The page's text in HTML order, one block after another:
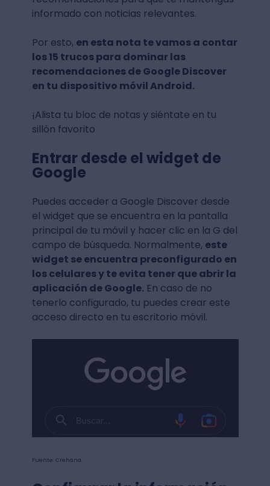
informado con noticias relevantes.
Por esto, en esta nota te vamos a contar
los 15 trucos para dominar las
recomendaciones de Google Discover
en tu dispositivo móvil Android.
¡Alista tu bloc de notas y siéntate en tu
sillón favorito
Entrar desde el widget de
Google
Puedes acceder a Google Discover desde
el widget que se encuentra en la pantalla
principal de tu móvil y hacer clic en la G del
campo de búsqueda. Normalmente, este
widget se encuentra preconfigurado en
los celulares y te evita tener que abrir la
aplicación de Google.En caso de no
tenerlo configurado, tu puedes crear este
acceso directo en tu escritorio móvil.
Fuente: Crehana.